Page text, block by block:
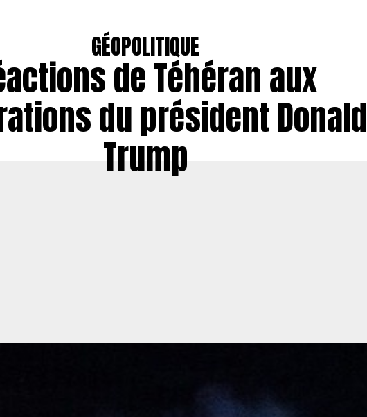
GÉOPOLITIQUE
de Téhéran aux
du président Donald
Trump